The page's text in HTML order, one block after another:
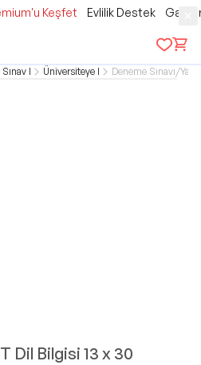
Keşfet Evlilik Destek
Kitapları
Üniversiteye HazırlıkDeneme Sınavı/
Dil Bilgisi 13 x 30